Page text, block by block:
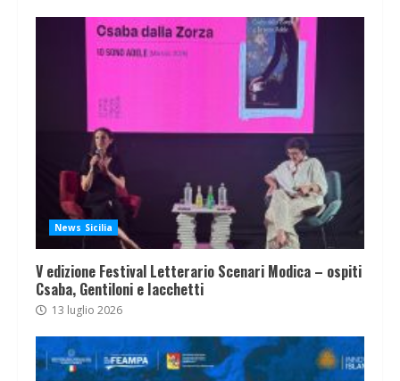
News Sicilia
V edizione Festival Letterario Scenari Modica – ospiti
Csaba, Gentiloni e Iacchetti
13 luglio 2026